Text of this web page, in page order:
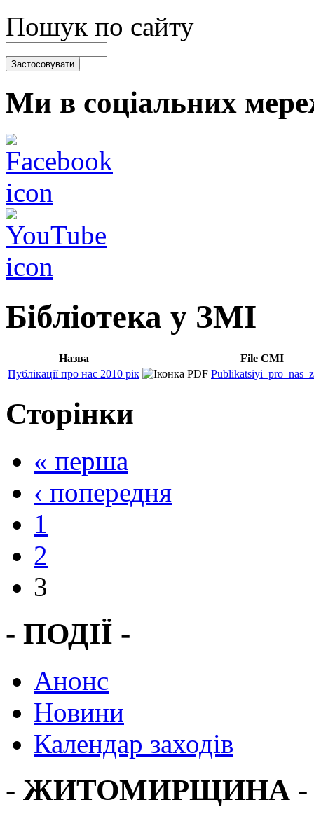
Пошук по сайту
Ми в соціальних
Бібліотека у ЗМІ
Назва
File CMI
Публікації про нас 2010 рік
Сторінки
« перша
‹ попередня
1
2
3
- ПОДІЇ -
Анонс
Новини
Календар заходів
- ЖИТОМИРЩИНА -